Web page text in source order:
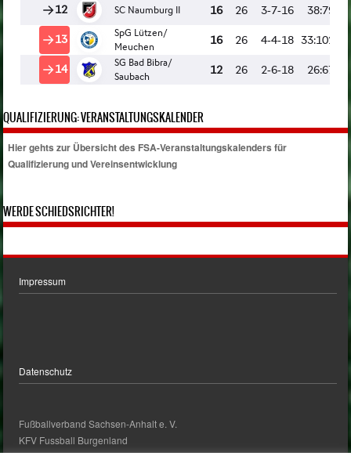
QUALIFIZIERUNG: VERANSTALTUNGSKALENDER
Hier gehts zur Übersicht des FSA-Veranstaltungskalenders für
Qualifizierung und Vereinsentwicklung
WERDE SCHIEDSRICHTER!
Impressum
Datenschutz
Fußballverband Sachsen-Anhalt e. V.
KFV Fussball Burgenland
kontakt@kfv-fussball-burgenland.de